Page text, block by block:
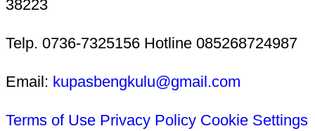
38223
Telp. 0736-7325156 Hotline 085268724987
Email: kupasbengkulu@gmail.com
Terms of Use Privacy Policy Cookie Settings